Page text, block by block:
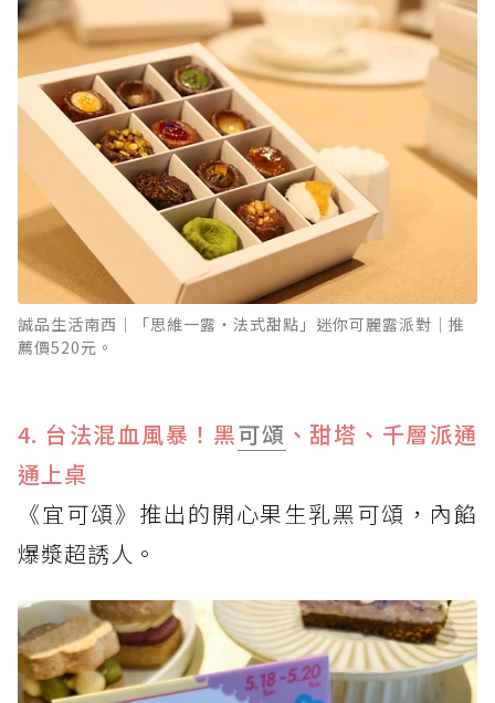
誠品生活南西│「思維一露・法式甜點」迷你可麗露派對│推
薦價520元。
4. 台法混血風暴！黑可頌 、甜塔、千層派通
通上桌
《宜可頌》推出的開心果生乳黑可頌，內餡
爆漿超誘人。